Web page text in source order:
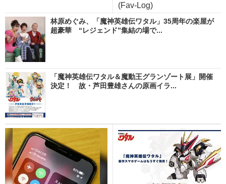
(Fav-Log)
林原めぐみ、「魔神英雄伝ワタル」35周年の楽屋が
超豪華 “レジェンド”集結の場で...
「魔神英雄伝ワタル＆魔動王グランゾート展」開催
決定！ 故・芦田豊雄さんの原画イラ...